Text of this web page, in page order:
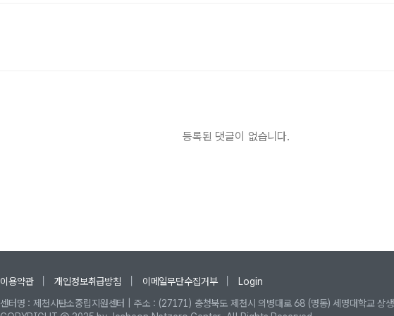
등록된 댓글이 없습니다.
이용약관 개인정보취급방침 이메일무단수집거부
Login
센터명 : 제천시탄소중립지원센터 | 주소 : (27171) 충청북도 제천시 의병대로 68 (명동) 세명대학교 상